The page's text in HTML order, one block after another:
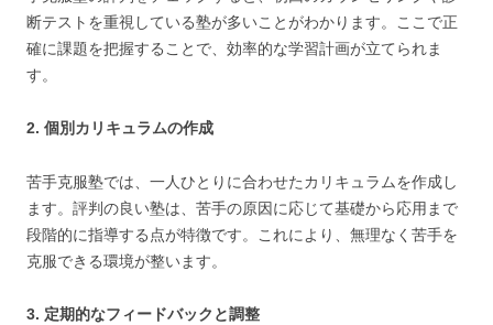
断テストを重視している塾が多いことがわかります。ここで正
確に課題を把握することで、効率的な学習計画が立てられま
す。
2. 個別カリキュラムの作成
苦手克服塾では、一人ひとりに合わせたカリキュラムを作成し
ます。評判の良い塾は、苦手の原因に応じて基礎から応用まで
段階的に指導する点が特徴です。これにより、無理なく苦手を
克服できる環境が整います。
3. 定期的なフィードバックと調整